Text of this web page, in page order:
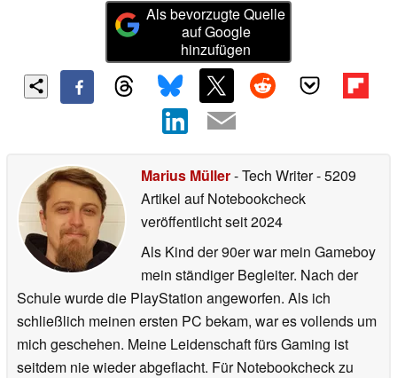
Als bevorzugte Quelle
auf Google
hinzufügen
Marius Müller- Tech Writer- 5209
Artikel auf Notebookcheck
veröffentlichtseit 2024
Als Kind der 90er war mein Gameboy
mein ständiger Begleiter. Nach der
Schule wurde die PlayStation angeworfen. Als ich
schließlich meinen ersten PC bekam, war es vollends um
mich geschehen. Meine Leidenschaft fürs Gaming ist
seitdem nie wieder abgeflacht. Für Notebookcheck zu